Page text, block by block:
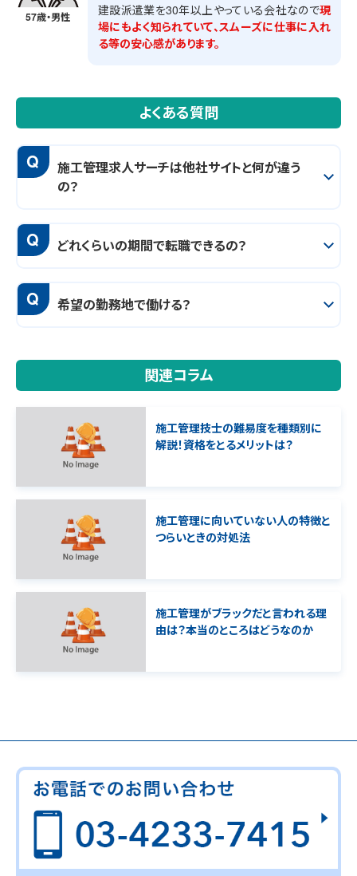
57歳・男性 建設派遣業を30年以上やっている会社なので現
場にもよく知られていて、スムーズに仕事に入れ
る等の安心感があります。
よくある質問
Q
施工管理求人サーチは他社サイトと何が違う
の？
Q どれくらいの期間で転職できるの？
Q 希望の勤務地で働ける？
関連コラム
施工管理技士の難易度を種類別に
解説！資格をとるメリットは？
施工管理に向いていない人の特徴と
つらいときの対処法
施工管理がブラックだと言われる理
由は？本当のところはどうなのか